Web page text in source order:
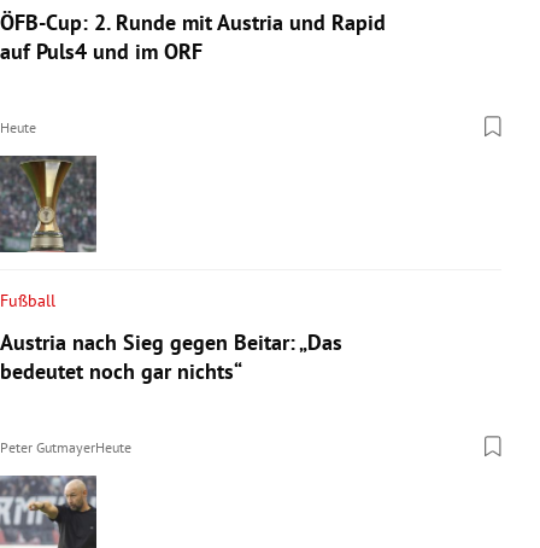
ÖFB-Cup: 2. Runde mit Austria und Rapid
auf Puls4 und im ORF
Heute
Fußball
Austria nach Sieg gegen Beitar: „Das
bedeutet noch gar nichts“
Peter GutmayerHeute